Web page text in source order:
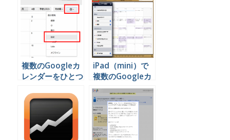
複数のGoogleカ
レンダーをひとつ
る方法
iPad（mini）で
複数のGoogleカ
レンダーを使いこ
なす